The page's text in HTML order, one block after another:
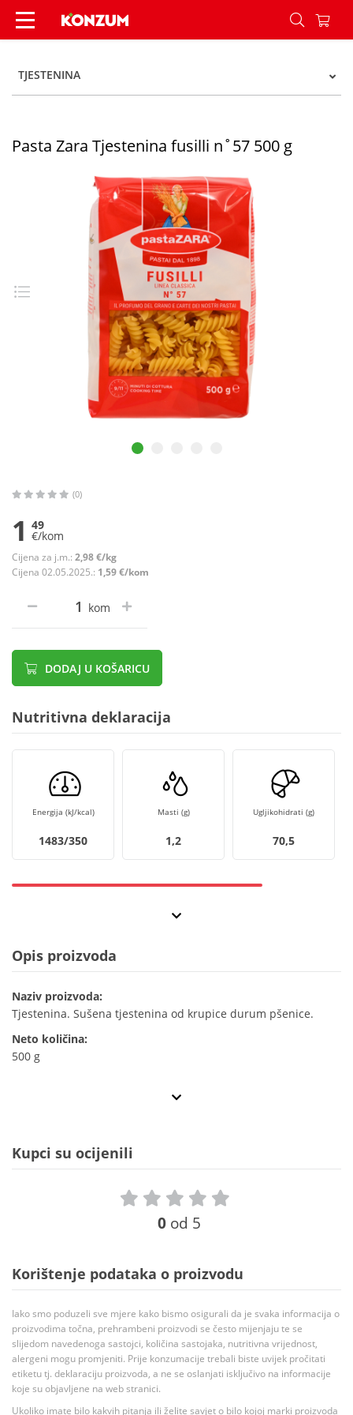
Pasta Zara Tjestenina fusilli n˚57 500 g - Konzum
TJESTENINA
Pasta Zara Tjestenina fusilli n˚57 500 g
(0)
1 49
€/kom
Cijena za j.m.: 2,98 €/kg
Cijena 02.05.2025.: 1,59 €/kom
kom
DODAJ U KOŠARICU
Nutritivna deklaracija
Energija (kJ/kcal)
1483/350
Masti (g)
1,2
Ugljikohidrati (g)
70,5
Opis proizvoda
Naziv proizvoda:
Tjestenina. Sušena tjestenina od krupice durum pšenice.
Neto količina:
500 g
Kupci su ocijenili
0 od 5
Korištenje podataka o proizvodu
Iako smo poduzeli sve mjere kako bismo osigurali da je svaka informacija o
proizvodima točna, prehrambeni proizvodi se često mijenjaju te se
slijedom navedenoga sastojci, količina sastojaka, nutritivna vrijednost,
alergeni mogu promjeniti. Prije konzumacije trebali biste uvijek pročitati
etiketu tj. deklaraciju proizvoda, a ne se oslanjati isključivo na informacije
koje su objavljene na web stranici.
Ukoliko imate bilo kakvih pitanja ili želite savjet o bilo kojoj marki proizvoda